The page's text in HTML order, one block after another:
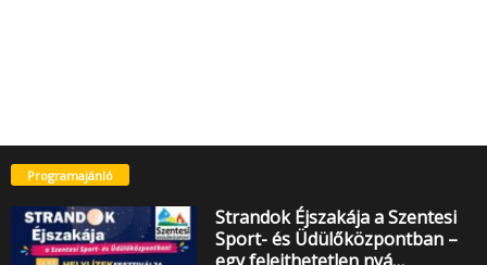
Programajánló
Strandok Éjszakája a Szentesi
Sport- és Üdülőközpontban –